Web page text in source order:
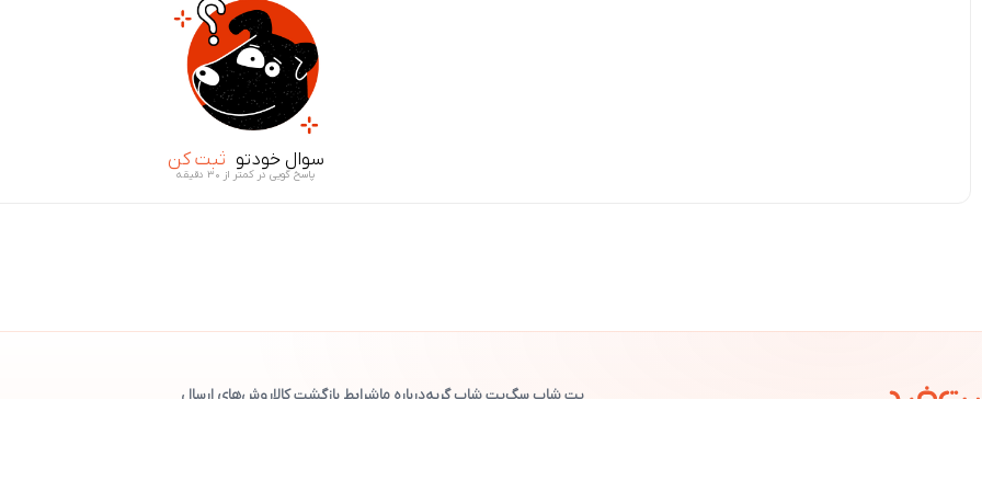
سوال خودتو ثبت کن
پاسخ گویی در کمتر از ۳۰ دقیقه
پت شاپ سگپت شاپ گربهدرباره ماشرایط بازگشت کالاروش‌های ارسال